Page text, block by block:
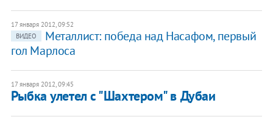
17 января 2012, 09:52
ВИДЕО
Металлист: победа над Насафом, первый
гол Марлоса
17 января 2012, 09:45
Рыбка улетел с "Шахтером" в Дубаи